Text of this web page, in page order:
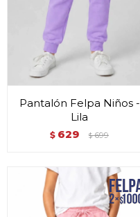
Pantalón Felpa Niños -
Lila
$ 629 $ 699